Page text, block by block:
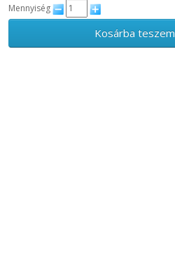
Mennyiség
Kosárba teszem